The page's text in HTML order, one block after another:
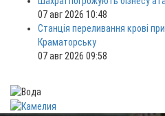
07 авг 2026 10:48
Станція переливання крові
Краматорську
07 авг 2026 09:58